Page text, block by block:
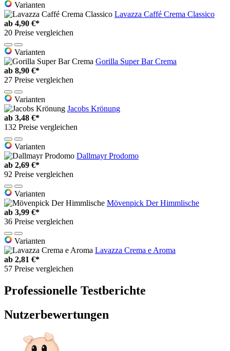
Varianten
Lavazza Caffé Crema Classico
ab 4,90 €*
20 Preise vergleichen
Varianten
Gorilla Super Bar Crema
ab 8,90 €*
27 Preise vergleichen
Varianten
Jacobs Krönung
ab 3,48 €*
132 Preise vergleichen
Varianten
Dallmayr Prodomo
ab 2,69 €*
92 Preise vergleichen
Varianten
Mövenpick Der Himmlische
ab 3,99 €*
36 Preise vergleichen
Varianten
Lavazza Crema e Aroma
ab 2,81 €*
57 Preise vergleichen
Professionelle Testberichte
Nutzerbewertungen